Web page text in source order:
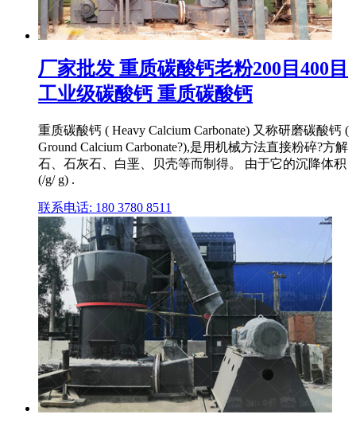
厂家批发 重质碳酸钙老粉200目400目
工业级碳酸钙 重质碳酸钙
重质碳酸钙 ( Heavy Calcium Carbonate) 又称研磨碳酸钙 (
Ground Calcium Carbonate?),是用机械方法直接粉碎?方解
石、石灰石、白垩、贝壳等而制得。 由于它的沉降体积
(/g/ g) .
联系电话: 180 3780 8511